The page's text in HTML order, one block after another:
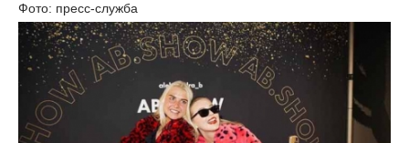
Фото: пресс-служба